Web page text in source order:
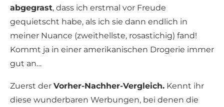
abgegrast, dass ich erstmal vor Freude
gequietscht habe, als ich sie dann endlich in
meiner Nuance (zweithellste, rosastichig) fand!
Kommt ja in einer amerikanischen Drogerie immer
gut an…
Zuerst der Vorher-Nachher-Vergleich. Kennt ihr
diese wunderbaren Werbungen, bei denen die